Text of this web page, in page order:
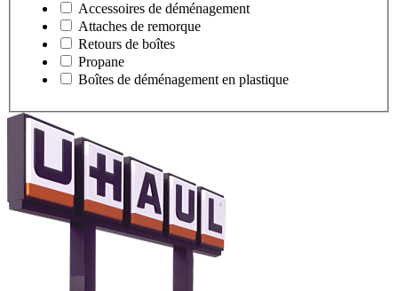
Accessoires de déménagement
Attaches de remorque
Retours de boîtes
Propane
Boîtes de déménagement en plastique